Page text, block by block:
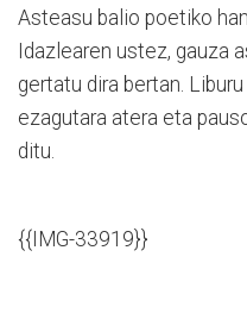
Asteasu balio poetiko
Idazlearen ustez, gauza
gertatu dira bertan.
ezagutara atera eta
ditu.
{{IMG-33919}}